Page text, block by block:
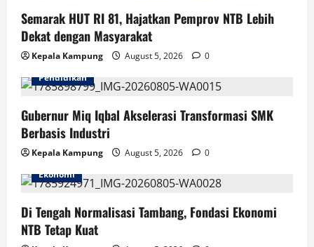
Semarak HUT RI 81, Hajatkan Pemprov NTB Lebih
Dekat dengan Masyarakat
Kepala Kampung August 5, 2026
0
Pendidikan
Gubernur Miq Iqbal Akselerasi Transformasi SMK
Berbasis Industri
Kepala Kampung August 5, 2026
0
Ekonomi
Di Tengah Normalisasi Tambang, Fondasi Ekonomi
NTB Tetap Kuat